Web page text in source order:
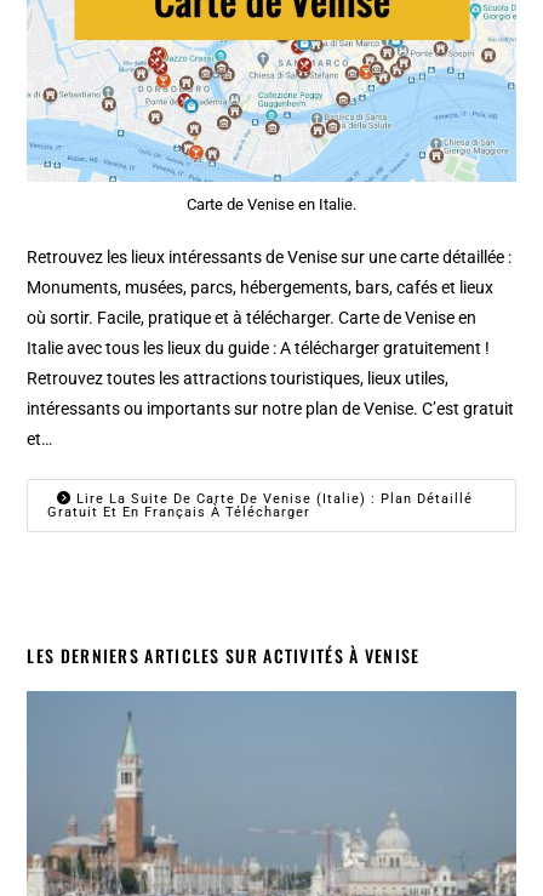
Carte de Venise en Italie.
Retrouvez les lieux intéressants de Venise sur une carte détaillée :
Monuments, musées, parcs, hébergements, bars, cafés et lieux
où sortir. Facile, pratique et à télécharger. Carte de Venise en
Italie avec tous les lieux du guide : A télécharger gratuitement !
Retrouvez toutes les attractions touristiques, lieux utiles,
intéressants ou importants sur notre plan de Venise. C’est gratuit
et…
Lire La Suite De Carte De Venise (Italie) : Plan Détaillé
Gratuit Et En Français À Télécharger
LES DERNIERS ARTICLES SUR ACTIVITÉS À VENISE